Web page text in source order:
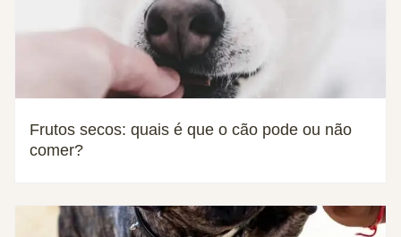
Frutos secos: quais é que o cão pode ou não
comer?